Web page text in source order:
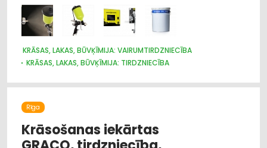
KRĀSAS, LAKAS, BŪVĶĪMIJA: VAIRUMTIRDZNIECĪBA
KRĀSAS, LAKAS, BŪVĶĪMIJA: TIRDZNIECĪBA
HIDRAULISKĀS UN PNEIMATISKĀS IERĪCES
INSTRUMENTU UN DARBARĪKU TIRDZNIECĪBA
KOKAPSTRĀDES IEKĀRTAS UN INSTRUMENTI
RŪPNIECISKĀS IEKĀRTAS, AUTOMATIZĀCIJA
Rīga
Krāsošanas iekārtas